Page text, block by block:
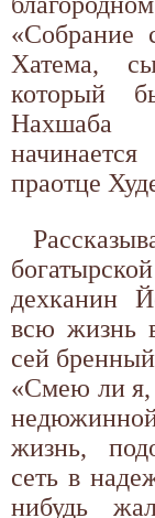
«Собрание
Хатема,
который
Нахшаба
праотце
дехканин
всю жизнь
сей
«Смею ли я,
жизнь,
сеть в
нибудь